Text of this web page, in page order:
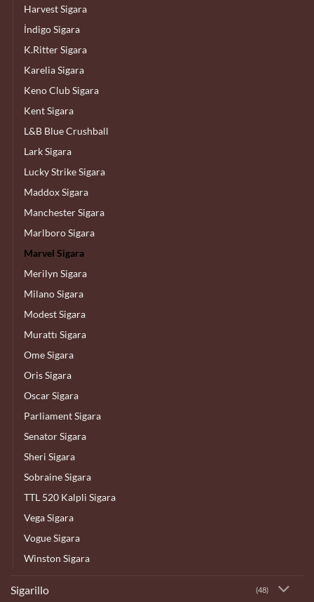
Harvest Sigara
İndigo Sigara
K.Ritter Sigara
Karelia Sigara
Keno Club Sigara
Kent Sigara
L&B Blue Crushball
Lark Sigara
Lucky Strike Sigara
Maddox Sigara
Manchester Sigara
Marlboro Sigara
Marvel Sigara
Merilyn Sigara
Milano Sigara
Modest Sigara
Murattı Sigara
Ome Sigara
Oris Sigara
Oscar Sigara
Parliament Sigara
Senator Sigara
Sheri Sigara
Sobraine Sigara
TTL 520 Kalpli Sigara
Vega Sigara
Vogue Sigara
Winston Sigara
Sigarillo (48)